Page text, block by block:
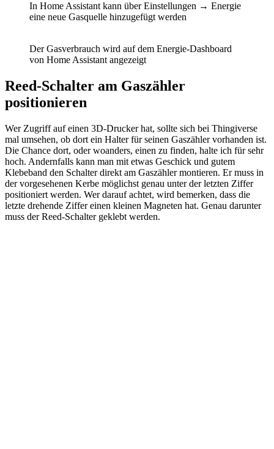
In Home Assistant kann über Einstellungen → Energie
eine neue Gasquelle hinzugefügt werden
Der Gasverbrauch wird auf dem Energie-Dashboard
von Home Assistant angezeigt
Reed-Schalter am Gaszähler
positionieren
Wer Zugriff auf einen 3D-Drucker hat, sollte sich bei Thingiverse
mal umsehen, ob dort ein Halter für seinen Gaszähler vorhanden ist.
Die Chance dort, oder woanders, einen zu finden, halte ich für sehr
hoch. Andernfalls kann man mit etwas Geschick und gutem
Klebeband den Schalter direkt am Gaszähler montieren. Er muss in
der vorgesehenen Kerbe möglichst genau unter der letzten Ziffer
positioniert werden. Wer darauf achtet, wird bemerken, dass die
letzte drehende Ziffer einen kleinen Magneten hat. Genau darunter
muss der Reed-Schalter geklebt werden.